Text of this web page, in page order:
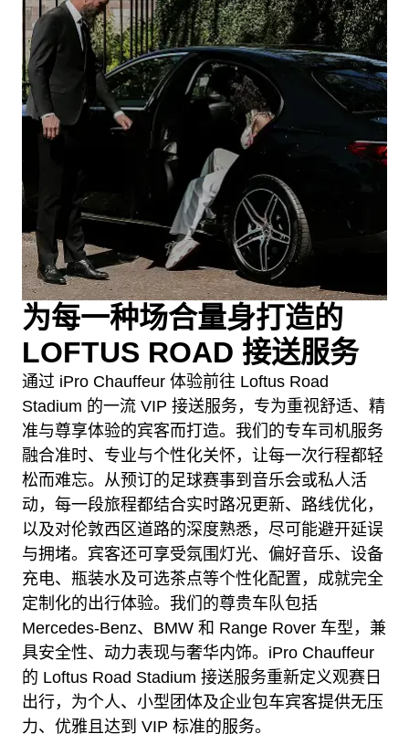
为每一种场合量身打造的
LOFTUS ROAD 接送服务
通过 iPro Chauffeur 体验前往 Loftus Road
Stadium 的一流 VIP 接送服务，专为重视舒适、精
准与尊享体验的宾客而打造。我们的专车司机服务
融合准时、专业与个性化关怀，让每一次行程都轻
松而难忘。从预订的足球赛事到音乐会或私人活
动，每一段旅程都结合实时路况更新、路线优化，
以及对伦敦西区道路的深度熟悉，尽可能避开延误
与拥堵。宾客还可享受氛围灯光、偏好音乐、设备
充电、瓶装水及可选茶点等个性化配置，成就完全
定制化的出行体验。我们的尊贵车队包括
Mercedes-Benz、BMW 和 Range Rover 车型，兼
具安全性、动力表现与奢华内饰。iPro Chauffeur
的 Loftus Road Stadium 接送服务重新定义观赛日
出行，为个人、小型团体及企业包车宾客提供无压
力、优雅且达到 VIP 标准的服务。